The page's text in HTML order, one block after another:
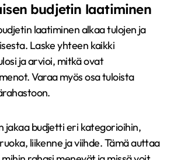
budjetin laatiminen
laatiminen alkaa tulojen ja
Laske yhteen kaikki
ja arvioi, mitkä ovat
Varaa myös osa tuloista
jakaa budjetti eri kategorioihin,
liikenne ja viihde. Tämä auttaa